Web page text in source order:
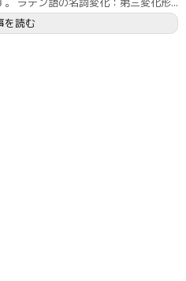
を読む